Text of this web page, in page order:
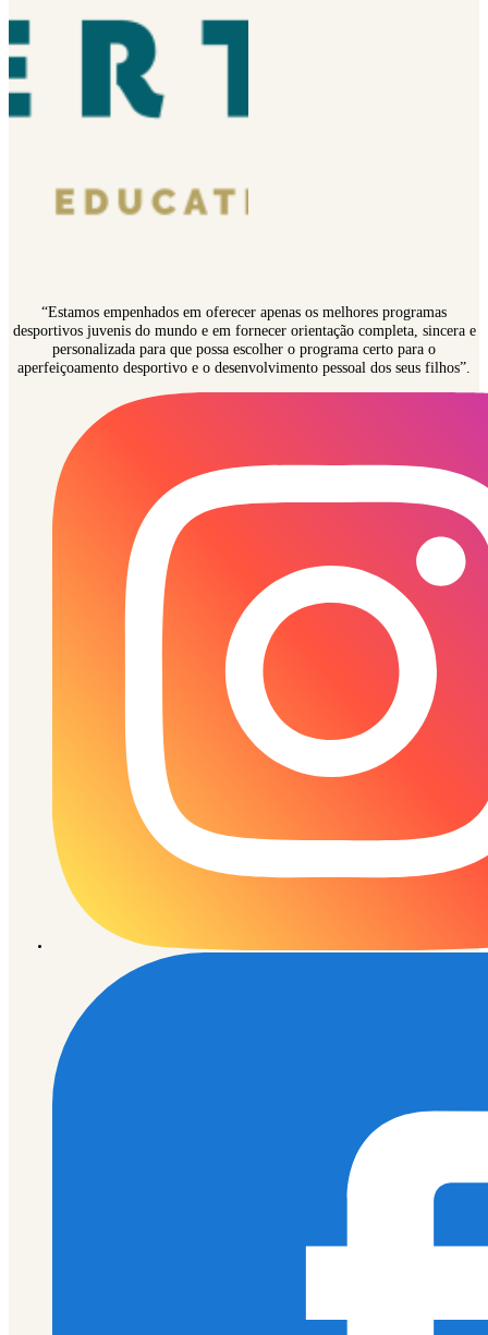
“Estamos empenhados em oferecer apenas os melhores programas
desportivos juvenis do mundo e em fornecer orientação completa, sincera e
personalizada para que possa escolher o programa certo para o
aperfeiçoamento desportivo e o desenvolvimento pessoal dos seus filhos”.